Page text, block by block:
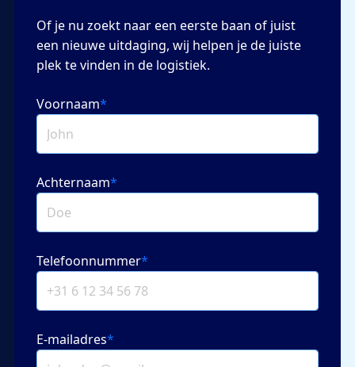
Of je nu zoekt naar een eerste baan of juist
een nieuwe uitdaging, wij helpen je de juiste
plek te vinden in de logistiek.
Voornaam*
Achternaam*
Telefoonnummer*
E-mailadres*